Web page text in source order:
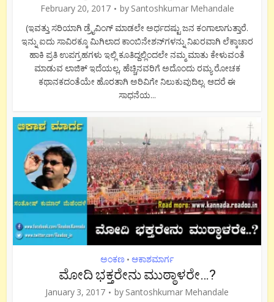
February 20, 2017 by Santoshkumar Mehandale
(ಇವತ್ತು ಸರಿಯಾಗಿ ಡ್ರೈವಿಂಗ್ ಮಾಡಲೇ ಅರ್ಧದಷ್ಟು ಜನ ಕಂಗಾಲಾಗುತ್ತಾರೆ.
ಇನ್ನು ಐದು ಸಾವಿರಕ್ಕೂ ಮಿಗಿಲಾದ ಕಾಂಬಿನೇಶನ್‍ಗಳನ್ನು ನಿಖರವಾಗಿ ಲೆಕ್ಕಾಚಾರ
ಹಾಕಿ ಪ್ರತಿ ಉಪಗ್ರಹಗಳು ಇಲ್ಲಿ ಕೂತಿದ್ದಲ್ಲಿಂದಲೇ ನಮ್ಮ ಮಾತು ಕೇಳುವಂತೆ
ಮಾಡುವ ಲಾಜಿಕ್ ಇದೆಯಲ್ಲ, ಹೆಚ್ಚಿನವರಿಗೆ ಅದೊಂದು ರಮ್ಯ ರೋಚಕ
ಕಥಾನಕದಂತೆಯೇ ಹೊರತಾಗಿ ಅರಿವಿಗೇ ನಿಲುಕುವುದಿಲ್ಲ. ಆದರೆ ಈ
ಸಾಧನೆಯ...
ಅಂಕಣ • ಆಕಾಶಮಾರ್ಗ
ಮೋದಿ ಭಕ್ತರೇನು ಮುಠ್ಠಾಳರೇ…?
January 3, 2017 by Santoshkumar Mehandale